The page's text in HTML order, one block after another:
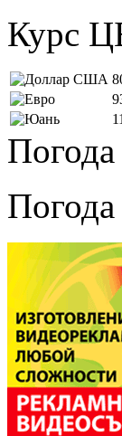
Курс
Погода
Погода